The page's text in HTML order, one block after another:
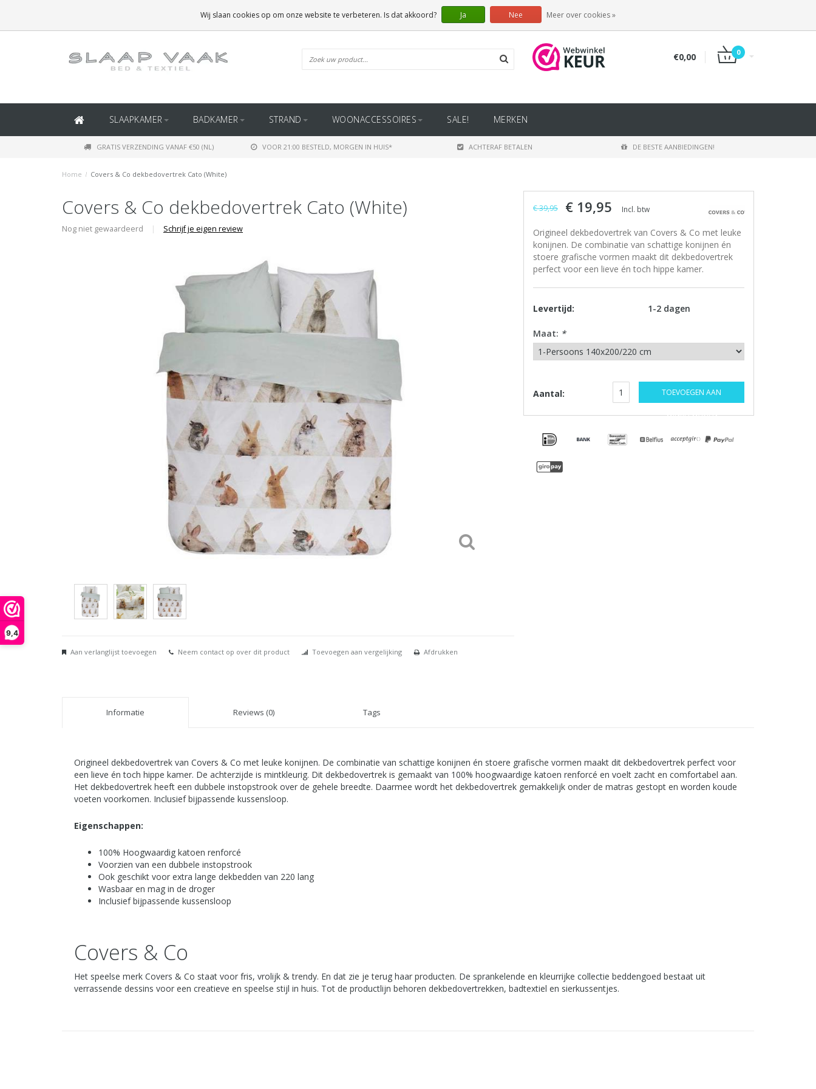
9,4
(BINNEN BELGIË)
€0,00 0
SLAAPKAMER BADKAMER STRAND WOONACCESSOIRES SALE! MERKEN
GRATIS VERZENDING VANAF €50 (NL) VOOR 21:00 BESTELD, MORGEN IN HUIS* ACHTERAF BETALEN DE BESTE AANBIEDINGEN!
Home / Covers & Co dekbedovertrek Cato (White)
Covers & Co dekbedovertrek Cato (White)
Nog niet gewaardeerd | Schrijf je eigen review
Aan verlanglijst toevoegen Neem contact op over dit product Toevoegen aan vergelijking Afdrukken
€ 39,95 € 19,95 Incl. btw
Origineel dekbedovertrek van Covers & Co met leuke
konijnen. De combinatie van schattige konijnen én
stoere grafische vormen maakt dit dekbedovertrek
perfect voor een lieve én toch hippe kamer.
Levertijd: 1-2 dagen
Maat: *
Aantal: TOEVOEGEN AAN
WINKELWAGEN
Informatie Reviews (0) Tags
Origineel dekbedovertrek van Covers & Co met leuke konijnen. De combinatie van schattige konijnen én stoere grafische vormen maakt dit dekbedovertrek perfect voor
een lieve én toch hippe kamer. De achterzijde is mintkleurig. Dit dekbedovertrek is gemaakt van 100% hoogwaardige katoen renforcé en voelt zacht en comfortabel aan.
Het dekbedovertrek heeft een dubbele instopstrook over de gehele breedte. Daarmee wordt het dekbedovertrek gemakkelijk onder de matras gestopt en worden koude
voeten voorkomen. Inclusief bijpassende kussensloop.
Eigenschappen:
100% Hoogwaardig katoen renforcé
Voorzien van een dubbele instopstrook
Ook geschikt voor extra lange dekbedden van 220 lang
Wasbaar en mag in de droger
Inclusief bijpassende kussensloop
Covers & Co
Het speelse merk Covers & Co staat voor fris, vrolijk & trendy. En dat zie je terug haar producten. De sprankelende en kleurrijke collectie beddengoed bestaat uit
verrassende dessins voor een creatieve en speelse stijl in huis. Tot de productlijn behoren dekbedovertrekken, badtextiel en sierkussentjes.
Wij slaan cookies op om onze website te verbeteren. Is dat akkoord? Ja Nee Meer over cookies »